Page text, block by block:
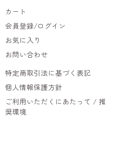
カート
会員登録/ログイン
お気に入り
お問い合わせ
特定商取引法に基づく表記
個人情報保護方針
ご利用いただくにあたって / 推
奨環境